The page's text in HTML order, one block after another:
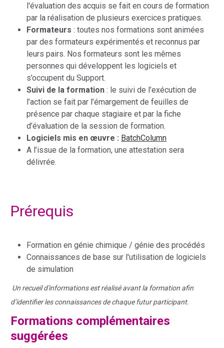
l'évaluation des acquis se fait en cours de formation
par la réalisation de plusieurs exercices pratiques.
Formateurs : toutes nos formations sont animées
par des formateurs expérimentés et reconnus par
leurs pairs. Nos formateurs sont les mêmes
personnes qui développent les logiciels et
s’occupent du Support.
Suivi de la formation : le suivi de l’exécution de
l’action se fait par l’émargement de feuilles de
présence par chaque stagiaire et par la fiche
d’évaluation de la session de formation.
Logiciels mis en œuvre : BatchColumn
A l’issue de la formation, une attestation sera
délivrée.
Prérequis
Formation en génie chimique / génie des procédés
Connaissances de base sur l'utilisation de logiciels
de simulation
Un recueil d'informations est réalisé avant la formation afin
d’identifier les connaissances de chaque futur participant.
Formations complémentaires
suggérées